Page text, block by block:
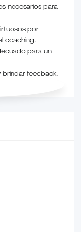
necesarios para
por
coaching.
para un
brindar feedback.